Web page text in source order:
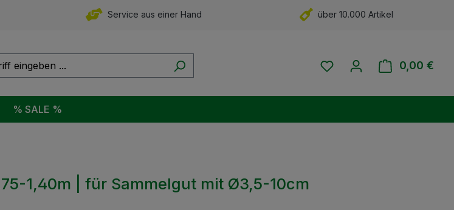
Service aus einer Hand über 10.000 Artikel
Du hast 0 Produkte auf
0,00 €
% SALE %
1,40m | für Sammelgut mit Ø3,5-10cm